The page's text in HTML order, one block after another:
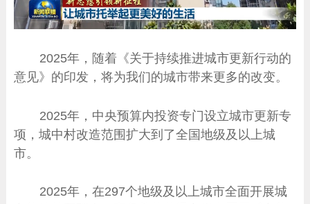
2025年，随着《关于持续推进城市更新行动的
意见》的印发，将为我们的城市带来更多的改变。
2025年，中央预算内投资专门设立城市更新专
项，城中村改造范围扩大到了全国地级及以上城
市。
2025年，在297个地级及以上城市全面开展城